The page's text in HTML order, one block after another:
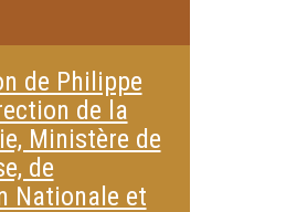
de Philippe
de la
Ministère de
de
Nationale et